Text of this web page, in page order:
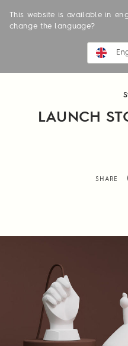
This website is available in
change the language?
LAUNCH
SHARE